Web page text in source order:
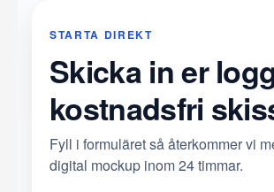
STARTA DIREKT
Skicka in er
kostnadsfri
Fyll i formuläret så återkommer vi
digital mockup inom 24 timmar.